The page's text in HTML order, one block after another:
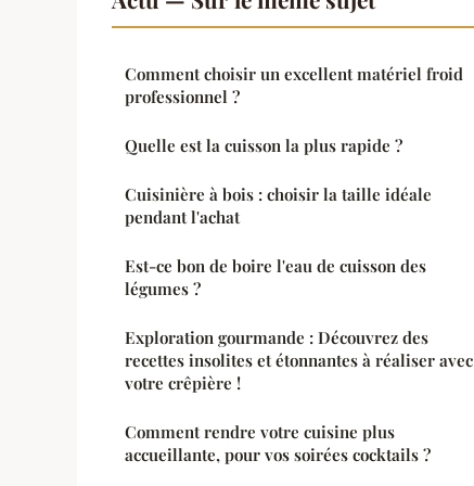
Comment choisir un excellent matériel froid
professionnel ?
Quelle est la cuisson la plus rapide ?
Cuisinière à bois : choisir la taille idéale
pendant l'achat
Est-ce bon de boire l'eau de cuisson des
légumes ?
Exploration gourmande : Découvrez des
recettes insolites et étonnantes à réaliser avec
votre crêpière !
Comment rendre votre cuisine plus
accueillante, pour vos soirées cocktails ?